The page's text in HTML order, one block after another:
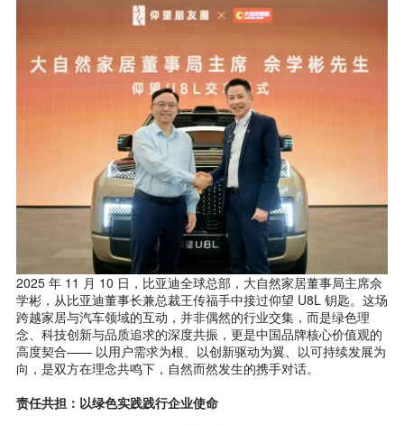
2025 年 11 月 10 日，比亚迪全球总部，大自然家居董事局主席佘
学彬，从比亚迪董事长兼总裁王传福手中接过仰望 U8L 钥匙。这场
跨越家居与汽车领域的互动，并非偶然的行业交集，而是绿色理
念、科技创新与品质追求的深度共振，更是中国品牌核心价值观的
高度契合—— 以用户需求为根、以创新驱动为翼、以可持续发展为
向，是双方在理念共鸣下，自然而然发生的携手对话。
责任共担：以绿色实践践行企业使命